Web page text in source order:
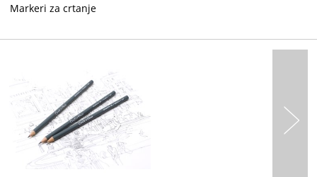
Markeri za crtanje